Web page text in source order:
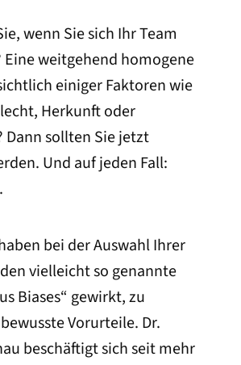
wenn Sie sich Ihr Team
Eine weitgehend homogene
einiger Faktoren wie
Herkunft oder
Dann sollten Sie jetzt
Und auf jeden Fall:
bei der Auswahl Ihrer
vielleicht so genannte
Biases“ gewirkt, zu
Vorurteile. Dr.
beschäftigt sich seit mehr